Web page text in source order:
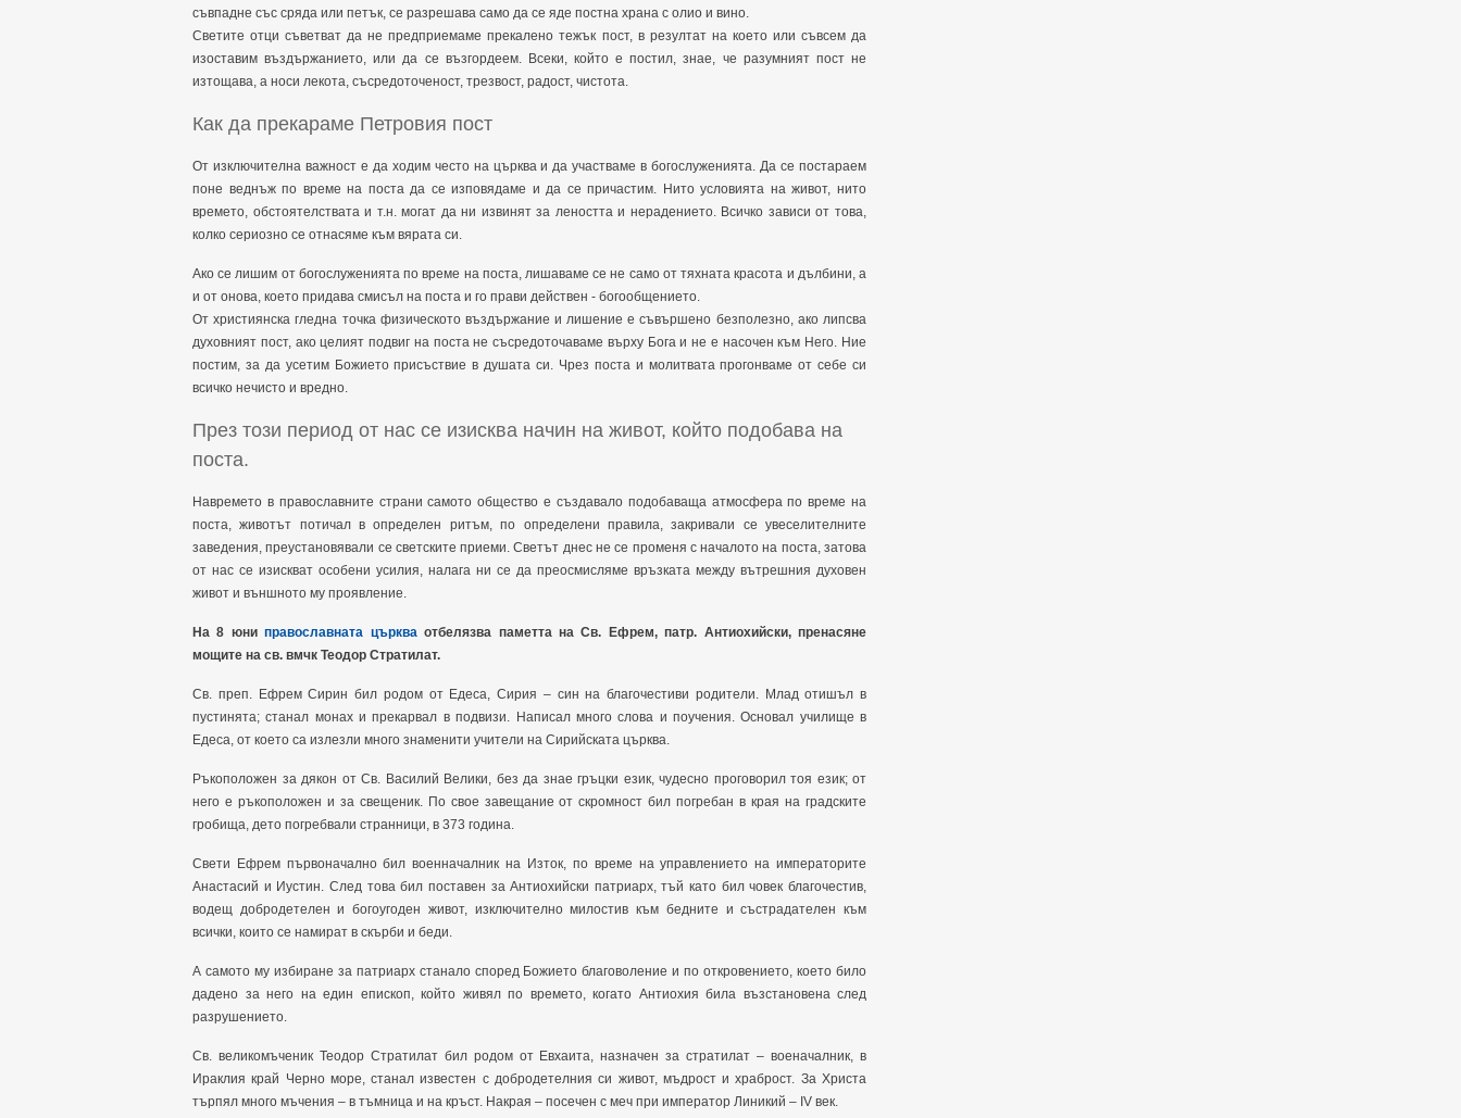
съвпадне със сряда или петък, се разрешава само да се яде постна храна с олио и вино.
Светите отци съветват да не предприемаме прекалено тежък пост, в резултат на което или съвсем да
изоставим въздържанието, или да се възгордеем. Всеки, който е постил, знае, че разумният пост не
изтощава, а носи лекота, съсредоточеност, трезвост, радост, чистота.
Как да прекараме Петровия пост
От изключителна важност е да ходим често на църква и да участваме в богослуженията. Да се постараем
поне веднъж по време на поста да се изповядаме и да се причастим. Нито условията на живот, нито
времето, обстоятелствата и т.н. могат да ни извинят за леността и нерадението. Всичко зависи от това,
колко сериозно се отнасяме към вярата си.
Ако се лишим от богослуженията по време на поста, лишаваме се не само от тяхната красота и дълбини, а
и от онова, което придава смисъл на поста и го прави действен - богообщението.
От християнска гледна точка физическото въздържание и лишение е съвършено безполезно, ако липсва
духовният пост, ако целият подвиг на поста не съсредоточаваме върху Бога и не е насочен към Него. Ние
постим, за да усетим Божието присъствие в душата си. Чрез поста и молитвата прогонваме от себе си
всичко нечисто и вредно.
През този период от нас се изисква начин на живот, който подобава на
поста.
Навремето в православните страни самото общество е създавало подобаваща атмосфера по време на
поста, животът потичал в определен ритъм, по определени правила, закривали се увеселителните
заведения, преустановявали се светските приеми. Светът днес не се променя с началото на поста, затова
от нас се изискват особени усилия, налага ни се да преосмисляме връзката между вътрешния духовен
живот и външното му проявление.
На 8 юниправославната църкваотбелязва паметта на Св. Ефрем, патр. Антиохийски, пренасяне
мощите на св. вмчк Теодор Стратилат.
Св. преп. Ефрем Сирин бил родом от Едеса, Сирия – син на благочестиви родители. Млад отишъл в
пустинята; станал монах и прекарвал в подвизи. Написал много слова и поучения. Основал училище в
Едеса, от което са излезли много знаменити учители на Сирийската църква.
Ръкоположен за дякон от Св. Василий Велики, без да знае гръцки език, чудесно проговорил тоя език; от
него е ръкоположен и за свещеник. По свое завещание от скромност бил погребан в края на градските
гробища, дето погребвали странници, в 373 година.
Свети Ефрем първоначално бил военначалник на Изток, по време на управлението на императорите
Анастасий и Иустин. След това бил поставен за Антиохийски патриарх, тъй като бил човек благочестив,
водещ добродетелен и богоугоден живот, изключително милостив към бедните и състрадателен към
всички, които се намират в скърби и беди.
А самото му избиране за патриарх станало според Божието благоволение и по откровението, което било
дадено за него на един епископ, който живял по времето, когато Антиохия била възстановена след
разрушението.
Св. великомъченик Теодор Стратилат бил родом от Евхаита, назначен за стратилат – военачалник, в
Ираклия край Черно море, станал известен с добродетелния си живот, мъдрост и храброст. За Христа
търпял много мъчения – в тъмница и на кръст. Накрая – посечен с меч при император Линикий – IV век.